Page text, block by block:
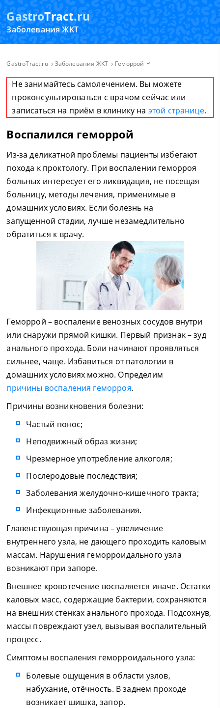
GastroTract.ru
Заболевания ЖКТ
GastroTract.ru Заболевания ЖКТ Геморрой
Не занимайтесь самолечением. Вы можете
проконсультироваться с врачом сейчас или
записаться на приём в клинику на этой странице.
Воспалился геморрой
Из-за деликатной проблемы пациенты избегают
похода к проктологу. При воспалении геморроя
больных интересует его ликвидация, не посещая
больницу, методы лечения, применимые в
домашних условиях. Если болезнь на
запущенной стадии, лучше незамедлительно
обратиться к врачу.
Геморрой – воспаление венозных сосудов внутри
или снаружи прямой кишки. Первый признак – зуд
анального прохода. Боли начинают проявляться
сильнее, чаще. Избавиться от патологии в
домашних условиях можно. Определим
причины воспаления геморроя.
Причины возникновения болезни:
Частый понос;
Неподвижный образ жизни;
Чрезмерное употребление алкоголя;
Послеродовые последствия;
Заболевания желудочно-кишечного тракта;
Инфекционные заболевания.
Главенствующая причина – увеличение
внутреннего узла, не дающего проходить каловым
массам. Нарушения геморроидального узла
возникают при запоре.
Внешнее кровотечение воспаляется иначе. Остатки
каловых масс, содержащие бактерии, сохраняются
на внешних стенках анального прохода. Подсохнув,
массы повреждают узел, вызывая воспалительный
процесс.
Симптомы воспаления геморроидального узла:
Болевые ощущения в области узлов,
набухание, отёчность. В заднем проходе
возникает шишка, запор.